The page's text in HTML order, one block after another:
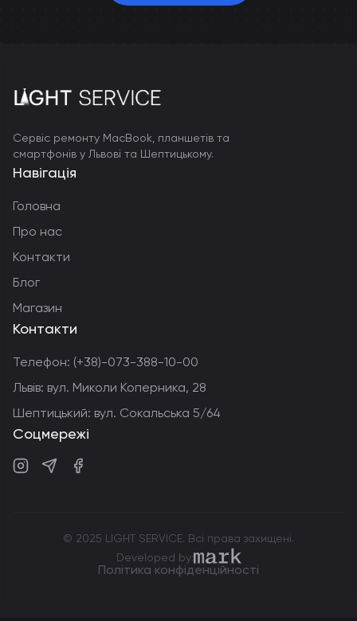
Сервіс ремонту MacBook, планшетів та
смартфонів у Львові та Шептицькому.
Навігація
Головна
Про нас
Контакти
Блог
Магазин
Контакти
Телефон: (+38)-073-388-10-00
Львів: вул. Миколи Коперника, 28
Шептицький: вул. Сокальська 5/64
Соцмережі
© 2025 LIGHT SERVICE. Всі права захищені.
Developed by:markdev.agency
Політика конфіденційності